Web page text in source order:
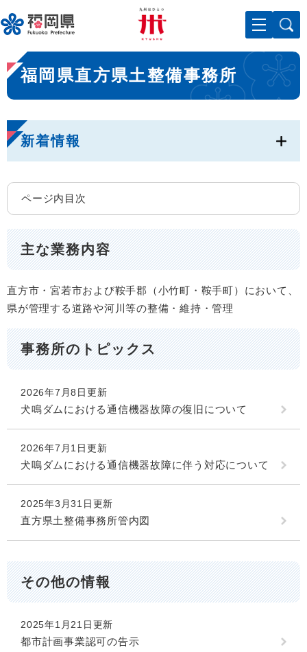
ー
ジ
先
頭
で
。
メニューを飛ばして本文へ
本
文
福岡県直方県土整備事務所
新着情報
ページ内目次
主な業務内容
直方市・宮若市および鞍手郡（小竹町・鞍手町）において、
県が管理する道路や河川等の整備・維持・管理
事務所のトピックス
2026年7月8日更新
犬鳴ダムにおける通信機器故障の復旧について
2026年7月1日更新
犬嗚ダムにおける通信機器故障に伴う対応について
2025年3月31日更新
直方県土整備事務所管内図
その他の情報
2025年1月21日更新
都市計画事業認可の告示